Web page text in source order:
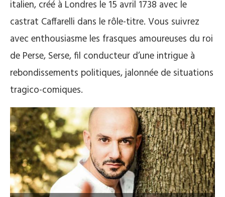
italien, créé à Londres le 15 avril 1738 avec le
castrat Caffarelli dans le rôle-titre. Vous suivrez
avec enthousiasme les frasques amoureuses du roi
de Perse, Serse, fil conducteur d’une intrigue à
rebondissements politiques, jalonnée de situations
tragico-comiques.